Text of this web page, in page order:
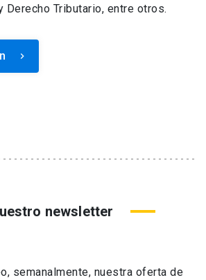
Derecho Tributario, entre otros.
keyboard_arrow_right
newsletter
semanalmente, nuestra oferta de